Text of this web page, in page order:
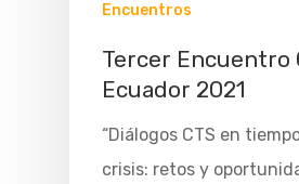
Encuentros
Tercer Encuentro
Ecuador 2021
“Diálogos CTS en
crisis: retos y